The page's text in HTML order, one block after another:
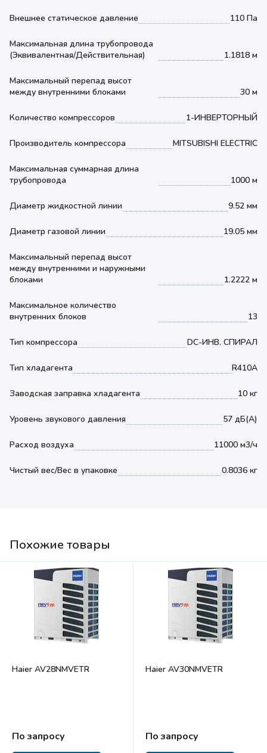
Внешнее статическое давление 110 Па
Максимальная длина трубопровода
(Эквивалентная/Действительная)
1.1818 м
Максимальный перепад высот
между внутренними блоками
30 м
Количество компрессоров 1-ИНВЕРТОРНЫЙ
Производитель компрессора MITSUBISHI ELECTRIC
Максимальная суммарная длина
трубопровода
1000 м
Диаметр жидкостной линии 9.52 мм
Диаметр газовой линии 19.05 мм
Максимальный перепад высот
между внутренними и наружными
блоками
1.2222 м
Максимальное количество
внутренних блоков
13
Тип компрессора DC-ИНВ. СПИРАЛ
Тип хладагента R410A
Заводская заправка хладагента 10 кг
Уровень звукового давления 57 дБ(А)
Расход воздуха 11000 м3/ч
Чистый вес/Вес в упаковке 0.8036 кг
Похожие товары
Haier AV28NMVETR
По запросу
Haier AV30NMVETR
По запросу